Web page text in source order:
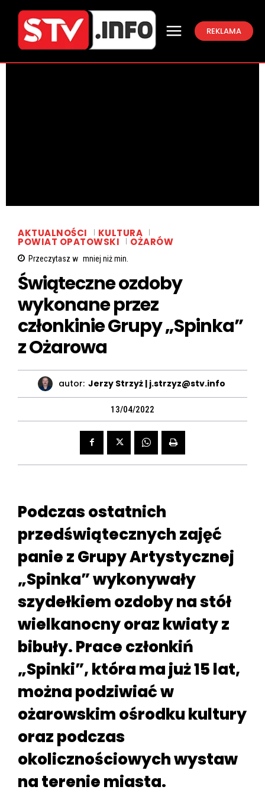
REKLAMA
AKTUALNOŚCI KULTURA
POWIAT OPATOWSKI OŻARÓW
Przeczytasz w mniej niżmin.
Świąteczne ozdoby
wykonane przez
członkinie Grupy „Spinka”
z Ożarowa
autor: Jerzy Strzyż | j.strzyz@stv.info
13/04/2022
Podczas ostatnich
przedświątecznych zajęć
panie z Grupy Artystycznej
„Spinka” wykonywały
szydełkiem ozdoby na stół
wielkanocny oraz kwiaty z
bibuły. Prace członkiń
„Spinki”, która ma już 15 lat,
można podziwiać w
ożarowskim ośrodku kultury
oraz podczas
okolicznościowych wystaw
na terenie miasta.